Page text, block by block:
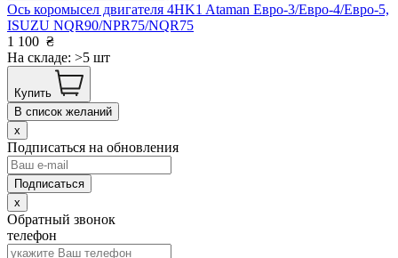
Ось коромысел двигателя 4HK1 Ataman Евро-3/Евро-4/Евро-5,
ISUZU NQR90/NPR75/NQR75
1 100 ₴
На складе: >5 шт
Купить
В список желаний
x
Подписаться на обновления
x
Обратный звонок
телефон